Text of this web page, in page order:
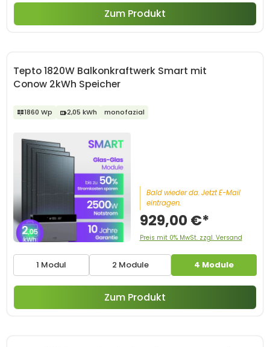
Zum Produkt
Tepto 1820W Balkonkraftwerk Smart mit
Conow 2kWh Speicher
1860 Wp 2,05 kWh monofazial
1 Modul 2 Module 4 Module
Bald wieder da. Jetzt E-Mail
eintragen.
929,00 €*
Preis mit 0% MwSt. zzgl. Versand
Zum Produkt